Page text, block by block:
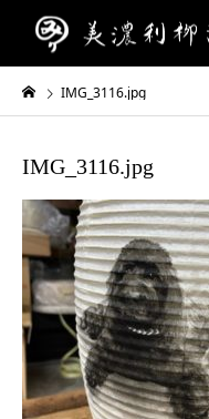
IMG_3116.jpg
IMG_3116.jpg